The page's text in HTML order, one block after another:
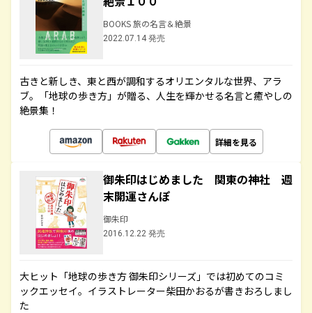
BOOKS 旅の名言＆絶景
2022.07.14 発売
古きと新しき、東と西が調和するオリエンタルな世界、アラ
ブ。「地球の歩き方」が贈る、人生を輝かせる名言と癒やしの
絶景集！
詳細を見る
御朱印はじめました 関東の神社 週
末開運さんぽ
御朱印
2016.12.22 発売
大ヒット「地球の歩き方 御朱印シリーズ」では初めてのコミ
ックエッセイ。イラストレーター柴田かおるが書きおろしまし
た